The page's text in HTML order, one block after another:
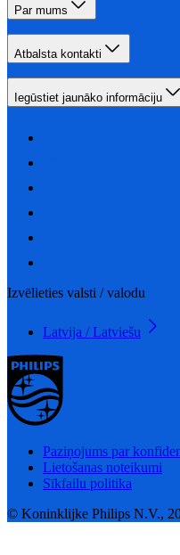
Par mums
Atbalsta kontakti
Iegūstiet jaunāko informāciju
Izvēlieties valsti / valodu
Latvija / Latviešu
Paziņojums par
Lietošanas noteikumi
Sīkfailu politika
© Koninklijke Philips N.V.,